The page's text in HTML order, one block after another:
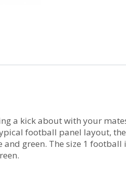
a kick about with your
football panel layout,
green. The size 1 football